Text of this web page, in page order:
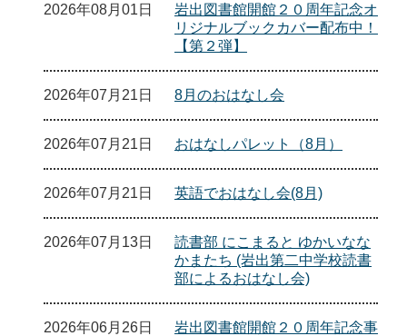
2026年08月01日
岩出図書館開館２０周年記念オ
リジナルブックカバー配布中！
【第２弾】
2026年07月21日 8月のおはなし会
2026年07月21日 おはなしパレット（8月）
2026年07月21日 英語でおはなし会(8月)
2026年07月13日
読書部 にこまると ゆかいなな
かまたち (岩出第二中学校読書
部によるおはなし会)
2026年06月26日
岩出図書館開館２０周年記念事